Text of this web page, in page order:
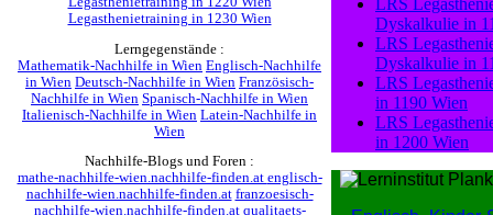
Legasthenietraining in 1230 Wien
Lerngegenstände :
Mathematik-Nachhilfe in Wien Englisch-Nachhilfe
in Wien Deutsch-Nachhilfe in Wien Französisch-
Nachhilfe in Wien Spanisch-Nachhilfe in Wien
Italienisch-Nachhilfe in Wien Latein-Nachhilfe in
Wien
Nachhilfe-Blogs und Foren :
mathe-nachhilfe-wien.nachhilfe-finden.at englisch-
nachhilfe-wien.nachhilfe-finden.at franzoesisch-
nachhilfe-wien.nachhilfe-finden.at qualitaets-
LRS
Dyskalkulie in
LRS
Dyskalkulie in
LRS
in 1190 Wien
LRS
in 1200 Wien